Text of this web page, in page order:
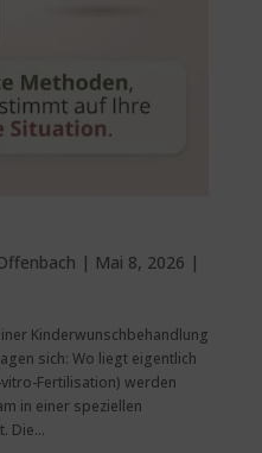
| Mai 8, 2026 |
Kinderwunschbehandlung
sich: Wo liegt eigentlich
Fertilisation) werden
in einer speziellen
Die...